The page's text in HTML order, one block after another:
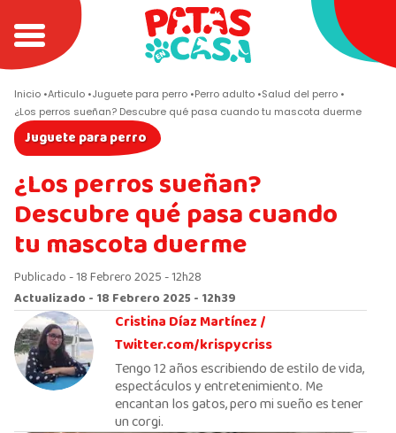
Inicio Articulo Juguete para perro Perro adulto Salud del perro
¿Los perros sueñan? Descubre qué pasa cuando tu mascota duerme
Juguete para perro
¿Los perros sueñan?
Descubre qué pasa cuando
tu mascota duerme
Publicado - 18 Febrero 2025 - 12h28
Actualizado - 18 Febrero 2025 - 12h39
Cristina Díaz Martínez /
Twitter.com/krispycriss
Tengo 12 años escribiendo de estilo de vida,
espectáculos y entretenimiento. Me
encantan los gatos, pero mi sueño es tener
un corgi.